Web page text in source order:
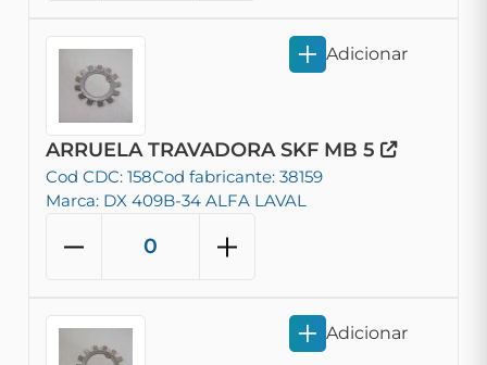
ARRUELA TRAVADORA SKF MB 5
Cod CDC: 158Cod fabricante: 38159
Marca: DX 409B-34 ALFA LAVAL
Adicionar
Adicionar